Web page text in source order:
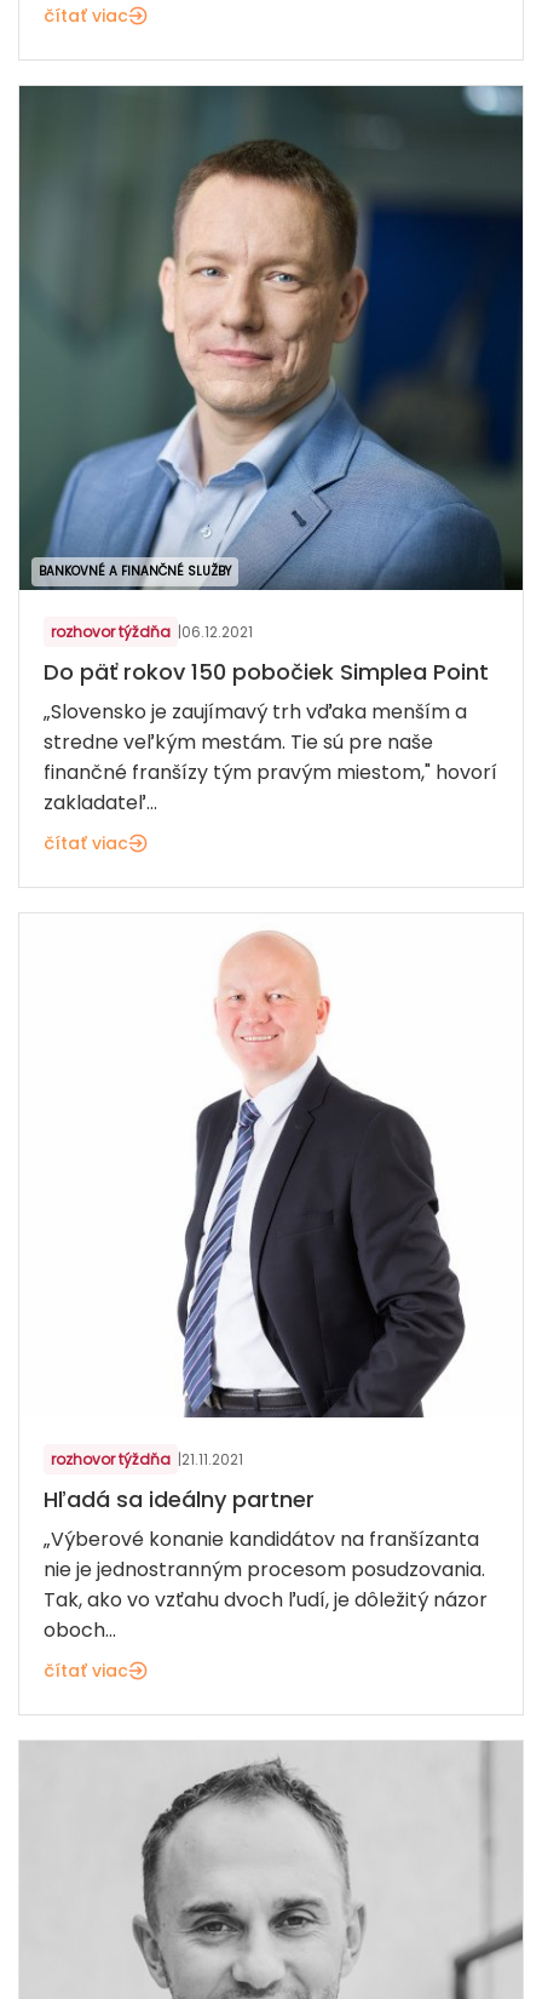
čítať viac
BANKOVNÉ A FINANČNÉ SLUŽBY
rozhovor týždňa |06.12.2021
Do päť rokov 150 pobočiek Simplea Point
„Slovensko je zaujímavý trh vďaka menším a
stredne veľkým mestám. Tie sú pre naše
finančné franšízy tým pravým miestom," hovorí
zakladateľ...
čítať viac
rozhovor týždňa |21.11.2021
Hľadá sa ideálny partner
„Výberové konanie kandidátov na franšízanta
nie je jednostranným procesom posudzovania.
Tak, ako vo vzťahu dvoch ľudí, je dôležitý názor
oboch...
čítať viac